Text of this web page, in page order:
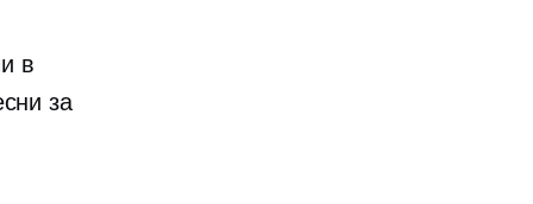
в
за